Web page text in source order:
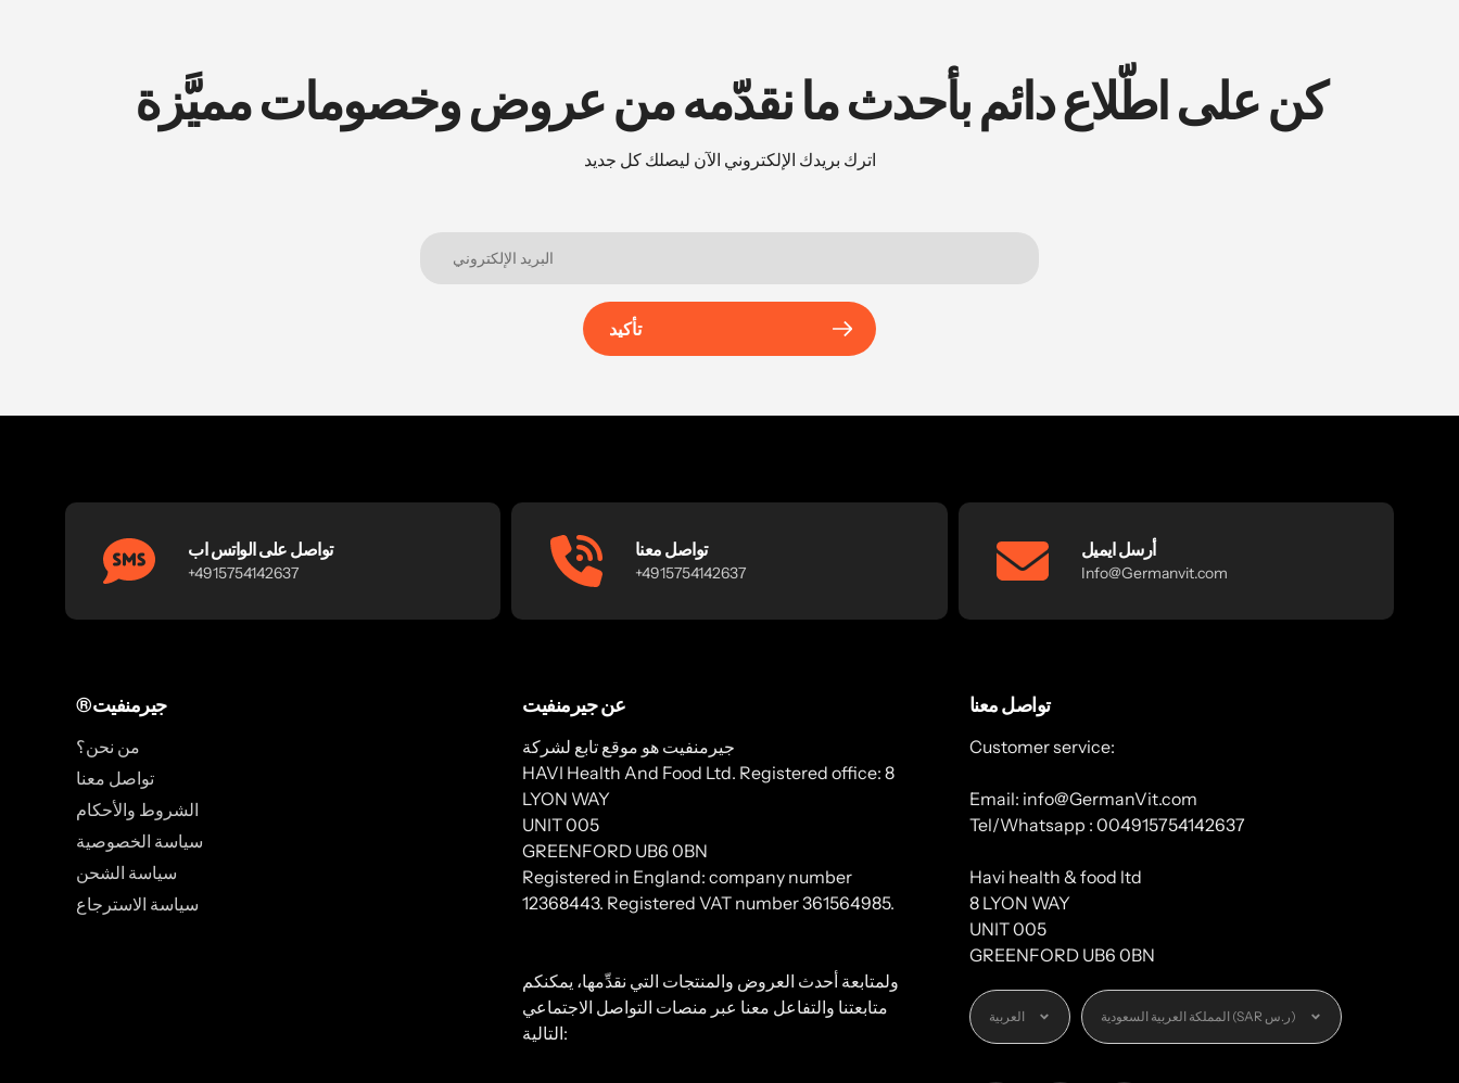
كن على اطّلاع دائم بأحدث ما نقدّمه من عروض وخصومات مميَّزة
اترك بريدك الإلكتروني الآن ليصلك كل جديد
تأكيد
تواصل على الواتس اب
+4915754142637
تواصل معنا
+4915754142637
أرسل ايميل
Info@Germanvit.com
®جيرمنفيت
من نحن؟
تواصل معنا
الشروط والأحكام
سياسة الخصوصية
سياسة الشحن
سياسة الاسترجاع
عن جيرمنفيت
جيرمنفيت هو موقع تابع لشركة
HAVI Health And Food Ltd. Registered office: 8
LYON WAY
UNIT 005
GREENFORD UB6 0BN
Registered in England: company number
12368443. Registered VAT number 361564985.
ولمتابعة أحدث العروض والمنتجات التي نقدِّمها، يمكنكم
متابعتنا والتفاعل معنا عبر منصات التواصل الاجتماعي
التالية:
تواصل معنا
Customer service:
Email: info@GermanVit.com
Tel/Whatsapp : 004915754142637
Havi health & food ltd
8 LYON WAY
UNIT 005
GREENFORD UB6 0BN
اللغة
العربية العملة المملكة العربية السعودية (SAR ر.س)